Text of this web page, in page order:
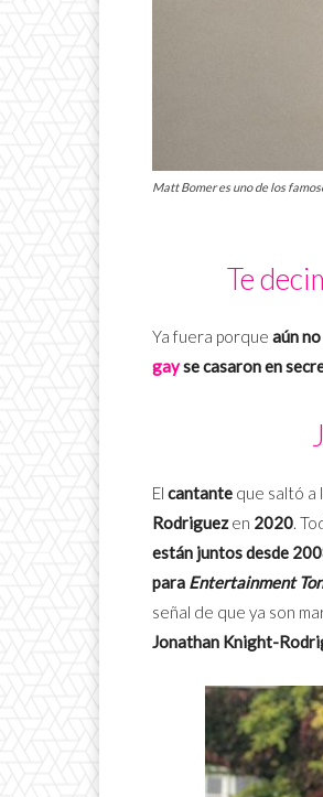
Matt Bomer es uno de los
Te
Ya fuera porque aún
gayse casaron en
El cantante que saltó a
Rodriguezen 2020.
están juntos desde
para Entertainment
señal de que ya son
Jonathan Knight-